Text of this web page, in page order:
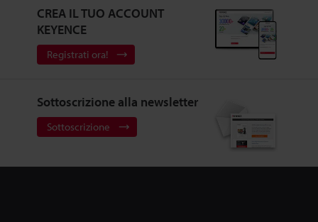
CREA IL TUO ACCOUNT
KEYENCE
Registrati ora!
Sottoscrizione alla newsletter
Sottoscrizione